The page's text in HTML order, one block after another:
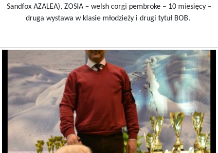
Sandfox AZALEA), ZOSIA – welsh corgi pembroke – 10 miesięcy –
druga wystawa w klasie młodzieży i drugi tytuł BOB.